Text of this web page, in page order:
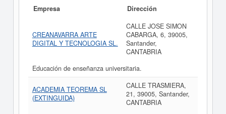
Empresa Dirección
CREANAVARRA ARTE
DIGITAL Y TECNOLOGIA SL.
CALLE JOSE SIMON
CABARGA, 6, 39005,
Santander,
CANTABRIA
Educación de enseñanza universitaria.
ACADEMIA TEOREMA SL
(EXTINGUIDA)
CALLE TRASMIERA,
21, 39005, Santander,
CANTABRIA